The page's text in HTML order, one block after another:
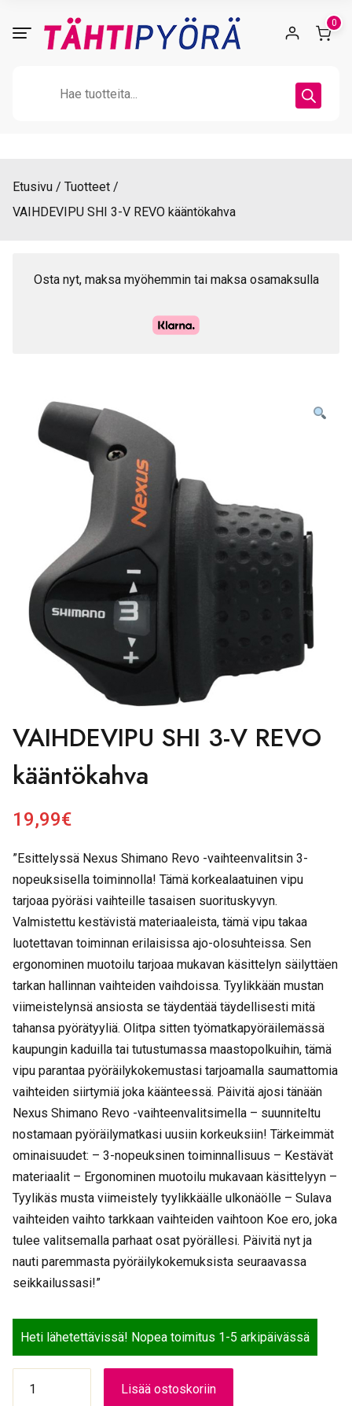
0
Etusivu
Tuotteet
VAIHDEVIPU SHI 3-V REVO kääntökahva
Osta nyt, maksa myöhemmin tai maksa osamaksulla
VAIHDEVIPU SHI 3-V REVO
kääntökahva
19,99€
”Esittelyssä Nexus Shimano Revo -vaihteenvalitsin 3-
nopeuksisella toiminnolla! Tämä korkealaatuinen vipu
tarjoaa pyöräsi vaihteille tasaisen suorituskyvyn.
Valmistettu kestävistä materiaaleista, tämä vipu takaa
luotettavan toiminnan erilaisissa ajo-olosuhteissa. Sen
ergonominen muotoilu tarjoaa mukavan käsittelyn säilyttäen
tarkan hallinnan vaihteiden vaihdoissa. Tyylikkään mustan
viimeistelynsä ansiosta se täydentää täydellisesti mitä
tahansa pyörätyyliä. Olitpa sitten työmatkapyöräilemässä
kaupungin kaduilla tai tutustumassa maastopolkuihin, tämä
vipu parantaa pyöräilykokemustasi tarjoamalla saumattomia
vaihteiden siirtymiä joka käänteessä. Päivitä ajosi tänään
Nexus Shimano Revo -vaihteenvalitsimella – suunniteltu
nostamaan pyöräilymatkasi uusiin korkeuksiin! Tärkeimmät
ominaisuudet: – 3-nopeuksinen toiminnallisuus – Kestävät
materiaalit – Ergonominen muotoilu mukavaan käsittelyyn –
Tyylikäs musta viimeistely tyylikkäälle ulkonäölle – Sulava
vaihteiden vaihto tarkkaan vaihteiden vaihtoon Koe ero, joka
tulee valitsemalla parhaat osat pyörällesi. Päivitä nyt ja
nauti paremmasta pyöräilykokemuksista seuraavassa
seikkailussasi!”
Heti lähetettävissä! Nopea toimitus 1-5 arkipäivässä
Lisää ostoskoriin